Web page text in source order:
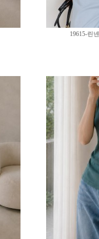
19615-린